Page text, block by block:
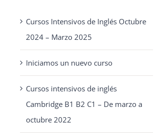
Cursos Intensivos de Inglés Octubre
2024 – Marzo 2025
Iniciamos un nuevo curso
Cursos intensivos de inglés
Cambridge B1 B2 C1 – De marzo a
octubre 2022